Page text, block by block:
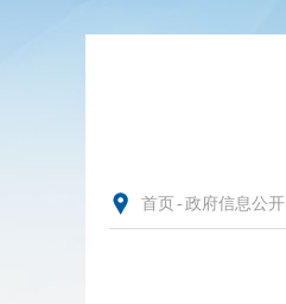
首页 - 政府信息公开